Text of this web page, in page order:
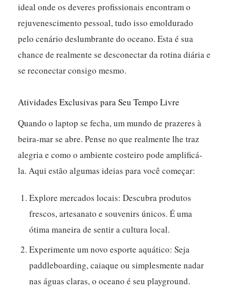
ideal onde os deveres profissionais encontram o
rejuvenescimento pessoal, tudo isso emoldurado
pelo cenário deslumbrante do oceano.Esta é sua
chance de realmente se desconectar da rotina diária e
se reconectar consigo mesmo.
Atividades Exclusivas para Seu Tempo Livre
Quando o laptop se fecha, um mundo de prazeres à
beira-mar se abre. Pense no que realmente lhe traz
alegria e como o ambiente costeiro pode amplificá-
la. Aqui estão algumas ideias para você começar:
Explore mercados locais: Descubra produtos
frescos, artesanato e souvenirs únicos. É uma
ótima maneira de sentir a cultura local.
Experimente um novo esporte aquático: Seja
paddleboarding, caiaque ou simplesmente nadar
nas águas claras, o oceano é seu playground.